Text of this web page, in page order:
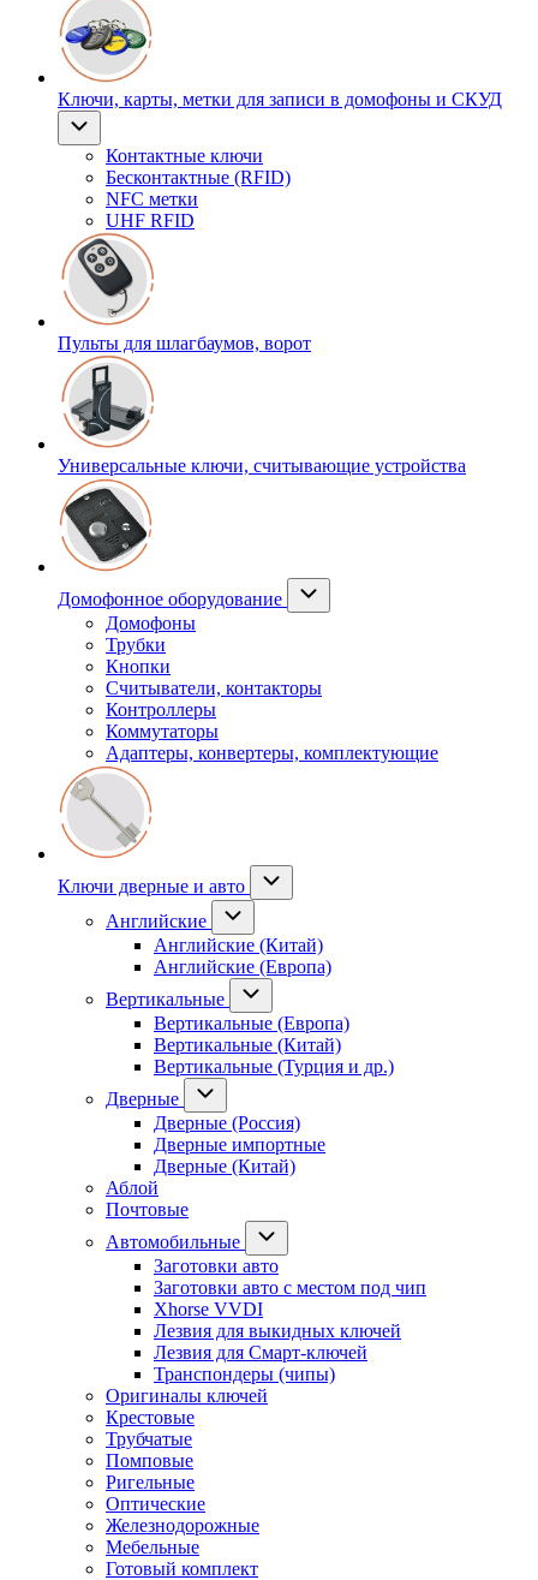
Ключи, карты, метки для записи в домофоны и СКУД
Контактные ключи
Бесконтактные (RFID)
NFC метки
UHF RFID
Пульты для шлагбаумов, ворот
Универсальные ключи, считывающие устройства
Домофонное оборудование
Домофоны
Трубки
Кнопки
Считыватели, контакторы
Контроллеры
Коммутаторы
Адаптеры, конвертеры, комплектующие
Ключи дверные и авто
Английские
Английские (Китай)
Английские (Европа)
Вертикальные
Вертикальные (Европа)
Вертикальные (Китай)
Вертикальные (Турция и др.)
Дверные
Дверные (Россия)
Дверные импортные
Дверные (Китай)
Аблой
Почтовые
Автомобильные
Заготовки авто
Заготовки авто с местом под чип
Xhorse VVDI
Лезвия для выкидных ключей
Лезвия для Смарт-ключей
Транспондеры (чипы)
Оригиналы ключей
Крестовые
Трубчатые
Помповые
Ригельные
Оптические
Железнодорожные
Мебельные
Готовый комплект